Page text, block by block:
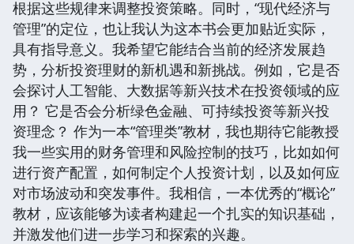
根据这些规律来调整投资策略。同时，“现代经济与
管理”的定位，也让我认为这本书会更加贴近实际，
具有指导意义。我希望它能结合当前的经济发展趋
势，分析投资理财的新机遇和新挑战。例如，它是否
会探讨人工智能、大数据等新兴技术在投资领域的应
用？ 它是否会分析绿色金融、可持续投资等新兴投
资理念？ 作为一本“管理类”教材，我也期待它能教授
我一些实用的财务管理和风险控制的技巧，比如如何
进行资产配置，如何制定个人投资计划，以及如何应
对市场波动和突发事件。我相信，一本优秀的“概论”
教材，应该能够为读者构建起一个扎实的知识基础，
并激发他们进一步学习和探索的兴趣。